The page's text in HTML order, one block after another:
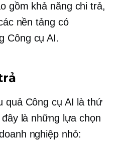
gồm khả năng chi trả,
nền tảng có
Công cụ AI.
quảCông cụ AI là thứ
là những lựa chọn
nghiệp nhỏ: